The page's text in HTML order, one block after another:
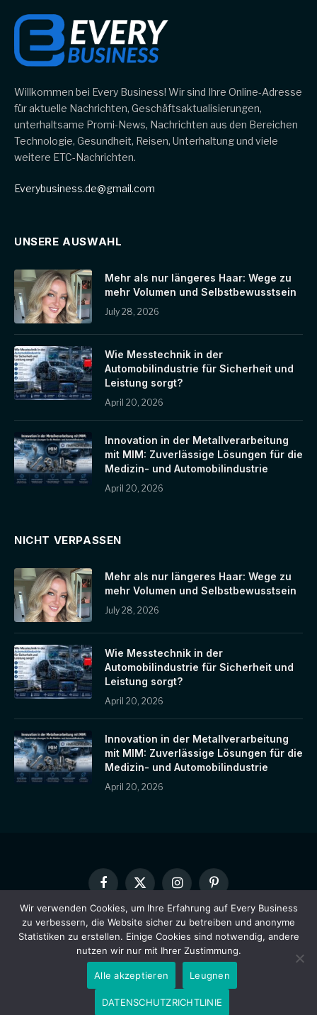
Willkommen bei Every Business! Wir sind Ihre Online-Adresse
für aktuelle Nachrichten, Geschäftsaktualisierungen,
unterhaltsame Promi-News, Nachrichten aus den Bereichen
Technologie, Gesundheit, Reisen, Unterhaltung und viele
weitere ETC-Nachrichten.
Everybusiness.de@gmail.com
UNSERE AUSWAHL
Mehr als nur längeres Haar: Wege zu
mehr Volumen und Selbstbewusstsein
July 28, 2026
Wie Messtechnik in der
Automobilindustrie für Sicherheit und
Leistung sorgt?
April 20, 2026
Innovation in der Metallverarbeitung
mit MIM: Zuverlässige Lösungen für die
Medizin- und Automobilindustrie
April 20, 2026
NICHT VERPASSEN
Mehr als nur längeres Haar: Wege zu
mehr Volumen und Selbstbewusstsein
July 28, 2026
Wie Messtechnik in der
Automobilindustrie für Sicherheit und
Leistung sorgt?
April 20, 2026
Innovation in der Metallverarbeitung
mit MIM: Zuverlässige Lösungen für die
Medizin- und Automobilindustrie
April 20, 2026
Facebook
X
(Twitter)
InstagramPinterest
HEIM ÜBER UNS
KONTAKTIEREN SIE UNS
DATENSCHUTZRICHTLINIE
HAFTUNGSAUSSCHLUSS
© 2026 Every Business Designed by Every Business.
Wir verwenden Cookies, um Ihre Erfahrung auf Every Business
zu verbessern, die Website sicher zu betreiben und anonyme
Statistiken zu erstellen. Einige Cookies sind notwendig, andere
nutzen wir nur mit Ihrer Zustimmung.
Alle akzeptieren Leugnen
DATENSCHUTZRICHTLINIE